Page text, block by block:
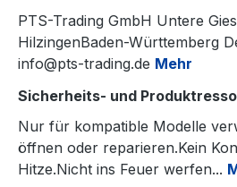
PTS-Trading GmbH Untere
HilzingenBaden-Württemberg
info@pts-trading.de Mehr
Sicherheits- und
Nur für kompatible Modelle
öffnen oder reparieren.Kein
Hitze.Nicht ins Feuer werfen...